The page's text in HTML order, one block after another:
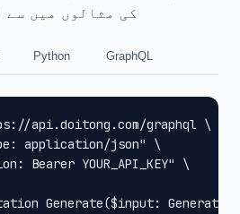
کی مثالوں میں سے
Python GraphQL
api.doitong.com/graphql \
application/json" \
Bearer YOUR_API_KEY" \
Generate($input: